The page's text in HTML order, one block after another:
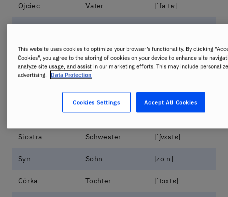
Ojciec Vater [ˈfaːtɐ]
Tata Papa [ˈpapa]
Tato Papi, Paps [ˈpapi, paps]
Rodzice Eltern [ˈɛltɐn]
Geschwister [ɡəˈʃvɪstɐ]
Bruder [ˈbʁuːdɐ]
Siostra Schwester [ˈʃvɛstɐ]
Syn Sohn [zoːn]
Córka Tochter [ˈtɔxtɐ]
This website uses cookies to optimize your browser’s functionality. By clicking
Cookies”, you agree to the storing of cookies on your device to enhance site
analyze site usage, and assist in our marketing efforts. This may include
advertising.
Data Protection
Accept All Cookies
Cookies Settings